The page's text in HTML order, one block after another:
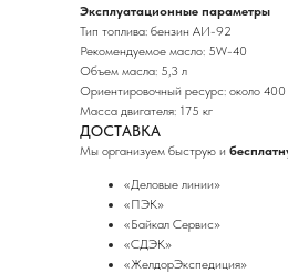
Эксплуатационные параметры
Тип топлива: бензин АИ-92
Рекомендуемое масло: 5W-40
Объем масла: 5,3 л
Ориентировочный ресурс: около
Масса двигателя: 175 кг
ДОСТАВКА
Мы организуем быструю и
«Деловые линии»
«ПЭК»
«Байкал Сервис»
«СДЭК»
«ЖелдорЭкспедиция»